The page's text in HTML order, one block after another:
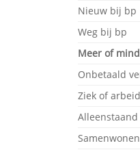
Nieuw bij bp
Weg bij bp
Meer of
Onbetaald
Ziek of
Alleenstaand
Samenwonen